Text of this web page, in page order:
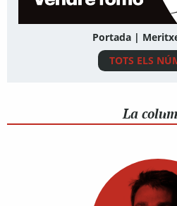
Portada |
TOTS ELS
La